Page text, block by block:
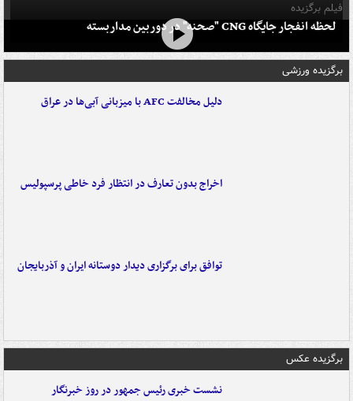
فیلم برگزیده
لحظه انفجار جایگاه CNG "صحنه" در دوربین مداربسته
برگزیده ورزشی
دلیل مخالفت AFC با میزبانی آبی‌ها در عراق
اخراج بدون تعارف در انتظار فرد خاطی پرسپولیس
توافق برای برگزاری دیدار دوستانه ایران و آذربایجان
برگزیده عکس
نشست خبری رئیس جمهور در روز خبرنگار